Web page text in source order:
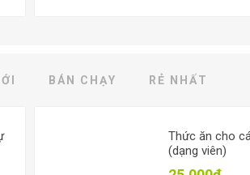
BÁN CHẠY RẺ NHẤT
Thức ăn cho
(dạng viên)